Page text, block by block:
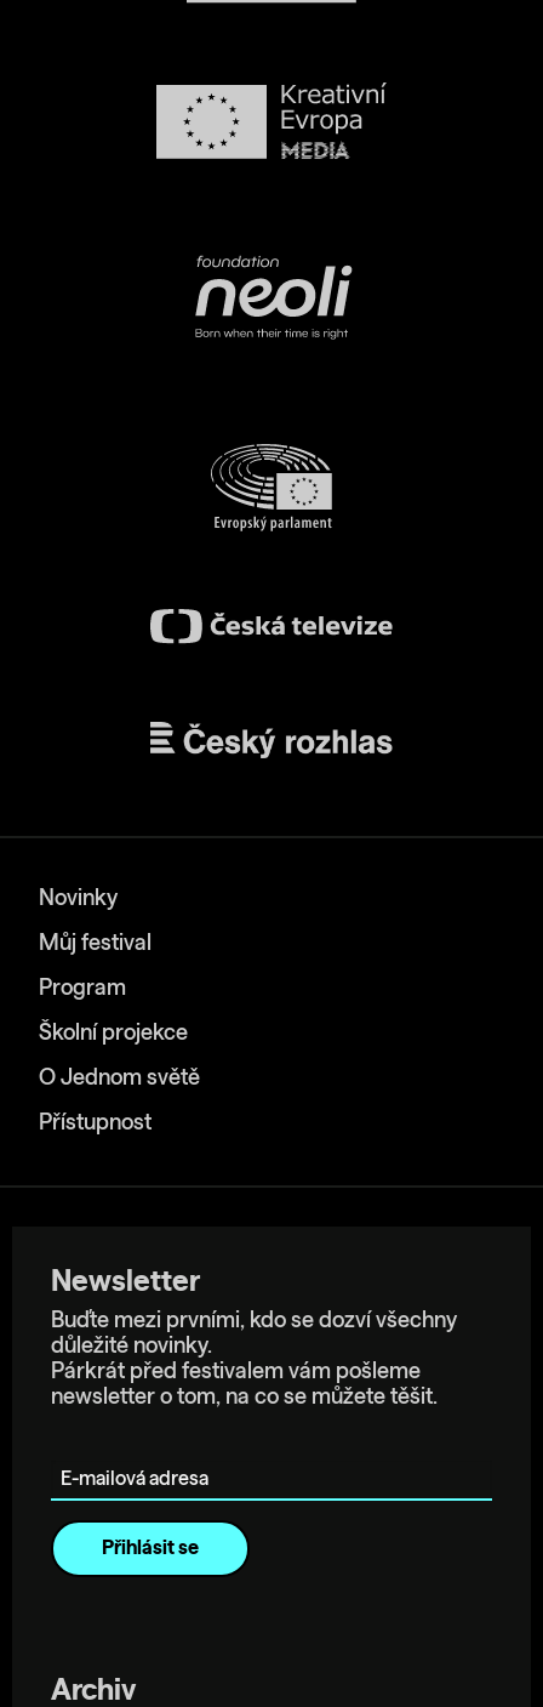
Novinky
Můj festival
Program
Školní projekce
O Jednom světě
Přístupnost
Newsletter
Buďte mezi prvními, kdo se dozví všechny
důležité novinky.
Párkrát před festivalem vám pošleme
newsletter o tom, na co se můžete těšit.
Archiv